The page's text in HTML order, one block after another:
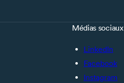
Médias sociaux
LinkedIn
Facebook
Instagram